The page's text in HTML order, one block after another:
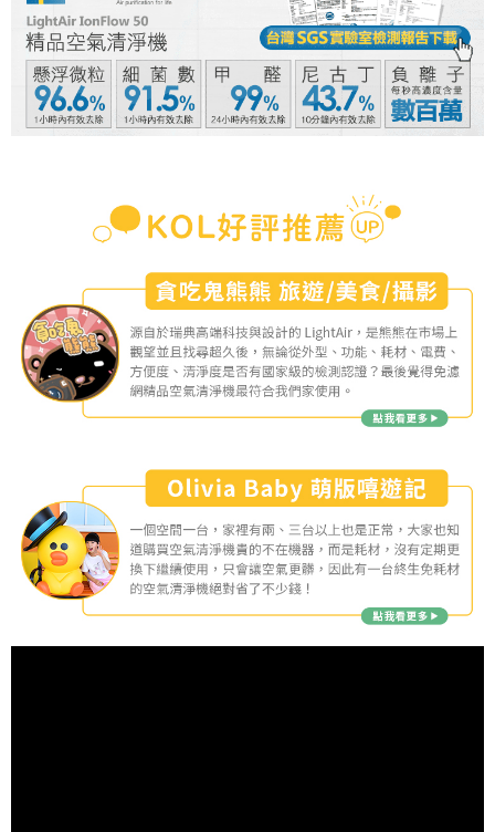
請求用戶進行身份認證。
５．嚴禁一人註冊多個帳號或使用他人資訊註冊。若發現惡意使用之情形，
恩沛科技股份有限公司將有權停止該用戶之使用額度並採取法律行動。